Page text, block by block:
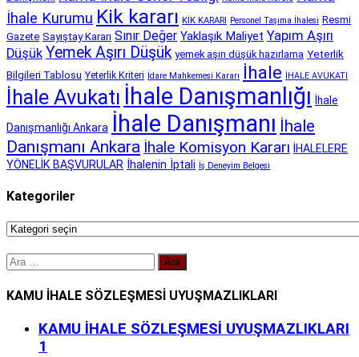
İhale Kurumu Kik kararı KİK KARARI Personel Taşıma İhalesi Resmi
Gazete Sayıştay Kararı Sınır Değer Yaklaşık Maliyet Yapım Aşırı
Düşük Yemek Aşırı Düşük yemek aşırı düşük hazırlama Yeterlik
Bilgileri Tablosu Yeterlik Kriteri İdare Mahkemesi Kararı İhale İHALE AVUKATI
İhale Avukatı İhale Danışmanlığı İhale
Danışmanlığı Ankara İhale Danışmanı İhale
Danışmanı Ankara İhale Komisyon Kararı
İHALELERE
YÖNELİK BAŞVURULAR İhalenin İptali İş Deneyim Belgesi
Kategoriler
Kategoriler
Arama:
KAMU İHALE SÖZLEŞMESİ UYUŞMAZLIKLARI
KAMU İHALE SÖZLEŞMESİ UYUŞMAZLIKLARI
1